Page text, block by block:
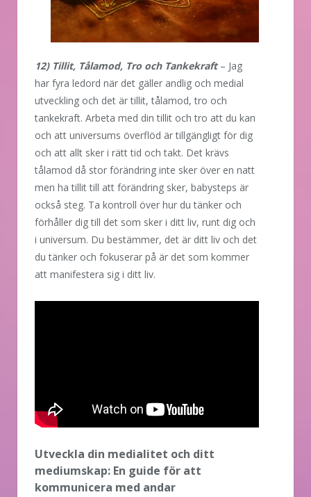
12) Tillit, Tålamod, Tro och Tankekraft– Jag
har fyra ledord när det gäller andlig och medial
utveckling och det är tillit, tålamod, tro och
tankekraft. Arbeta med din tillit och tro att du kan
och att universums överflöd är tillgängligt för dig
och att allt sker i rätt tid och takt. Det krävs
tålamod då stor förändring inte sker över en natt
men ha tillit till att förändring sker, babysteps är
också steg. Ta kontroll över hur du tänker och
förhåller dig till det som sker i ditt liv, runt dig och
i universum. Du bestämmer, det är ditt liv och det
du tänker och fokuserar på är det som kommer
att manifestera sig i ditt liv.
Utveckla din medialitet och ditt
mediumskap: En guide för att
kommunicera med andar